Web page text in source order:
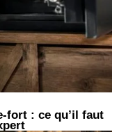
fort : ce qu’il faut